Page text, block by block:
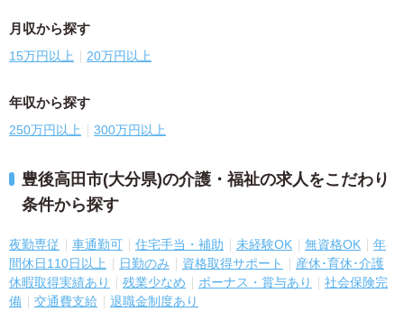
月収から探す
15万円以上 20万円以上
年収から探す
250万円以上 300万円以上
豊後高田市(大分県)の介護・福祉の求人をこだわり
条件から探す
夜勤専従 車通勤可 住宅手当・補助 未経験OK 無資格OK
年
間休日110日以上
日勤のみ 資格取得サポート
産休･育休･介護
休暇取得実績あり
残業少なめ ボーナス・賞与あり
社会保険完
備
交通費支給 退職金制度あり